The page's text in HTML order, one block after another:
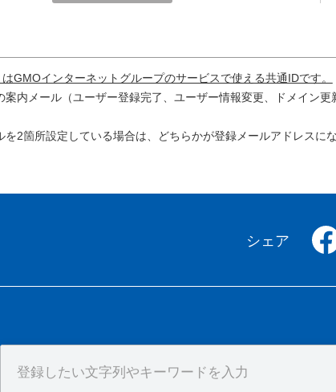
GMOインターネットグループのサービスで使える共通IDです。
案内メール（ユーザー登録完了、ユーザー情報変更、ドメイン
を2箇所設定している場合は、どちらかが登録メールアドレスにな
シェア